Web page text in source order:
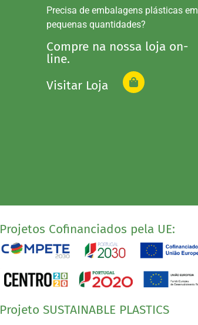
Precisa de embalagens plásticas em
pequenas quantidades?
Compre na nossa loja on-
line.
Visitar Loja
Projetos Cofinanciados pela UE:
Projeto SUSTAINABLE PLASTICS